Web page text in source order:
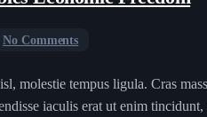
No Comments
molestie tempus ligula. Cras
iaculis erat ut enim